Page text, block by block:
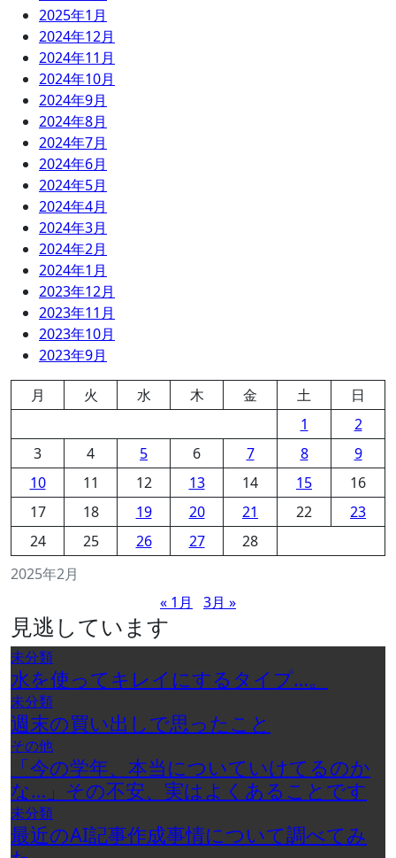
2025年1月
2024年12月
2024年11月
2024年10月
2024年9月
2024年8月
2024年7月
2024年6月
2024年5月
2024年4月
2024年3月
2024年2月
2024年1月
2023年12月
2023年11月
2023年10月
2023年9月
2025年2月
月 火 水 木 金 土
日
1
2
3
4 5 6 7 8
9
10
11 12 13 14 15
16
17
18 19 20 21 22
23
24
25 26 27 28
« 1月 3月 »
見逃しています
未分類
水を使ってキレイにするタイプ…。
未分類
週末の買い出しで思ったこと
その他
「今の学年、本当についていけてるのか
な…」その不安、実はよくあることです
未分類
最近のAI記事作成事情について調べてみ